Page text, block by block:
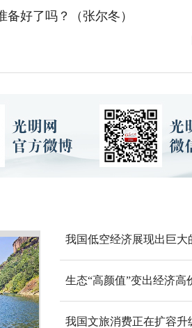
好了吗？（张尔冬）
我国低空经济展现出巨大
生态“高颜值”变出经济高
我国文旅消费正在扩容升